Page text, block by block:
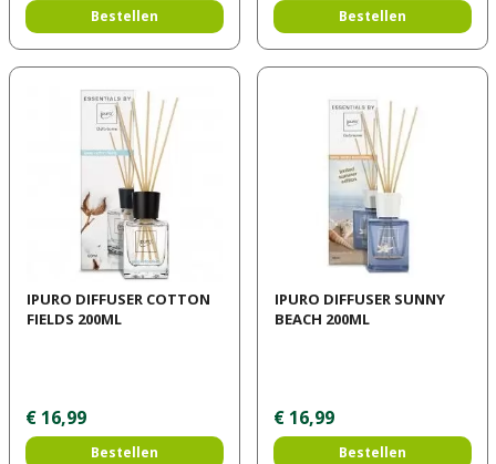
Bestellen Bestellen
IPURO DIFFUSER COTTON
FIELDS 200ML
€ 16,99
Bestellen
IPURO DIFFUSER SUNNY
BEACH 200ML
€ 16,99
Bestellen